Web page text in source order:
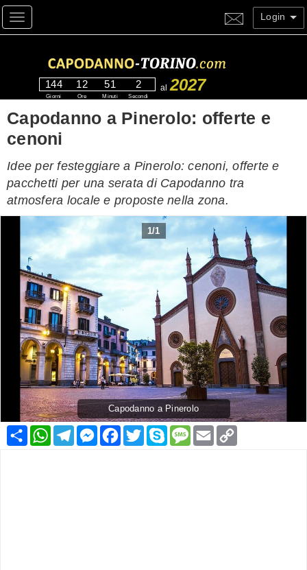
Toggle navigation Login
144
Giorni
12
Ore
51
Minuti
1
Secondo
al 2027
Capodanno a Pinerolo: offerte e
cenoni
Idee per festeggiare a Pinerolo: cenoni, offerte e
pacchetti per una serata di Capodanno tra
atmosfera locale e proposte nella zona.
1/1
Capodanno a Pinerolo
Condividi
WhatsApp
Telegram
Messenger
Facebook
TwitterSkypeMessage
Email